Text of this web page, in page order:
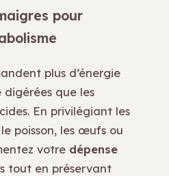
pour
plus d’énergie
que les
En privilégiant les
poisson, les œufs ou
votre dépense
tout en préservant